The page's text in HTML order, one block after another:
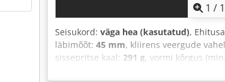
1 /
Seisukord: väga hea (kasutatud),
läbimõõt: 45 mm, kliirens veergude
sissepritse kaal: 291 g, vormi kõrgus